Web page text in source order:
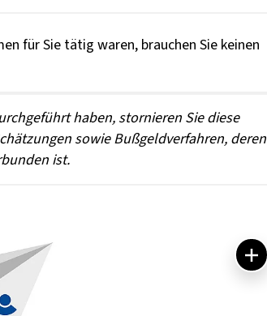
für Sie tätig waren, brauchen Sie keinen
haben, stornieren Sie diese
sowie Bußgeldverfahren, deren
ist.